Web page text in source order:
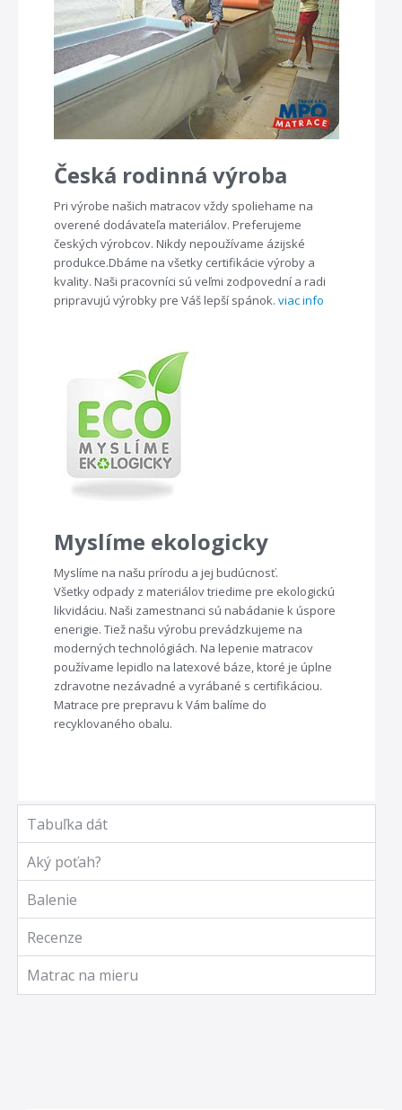
Česká rodinná výroba
Pri výrobe našich matracov vždy spoliehame na
overené dodávateľa materiálov. Preferujeme
českých výrobcov. Nikdy nepoužívame ázijské
produkce.Dbáme na všetky certifikácie výroby a
kvality. Naši pracovníci sú veľmi zodpovední a radi
pripravujú výrobky pre Váš lepší spánok. viac info
Myslíme ekologicky
Myslíme na našu prírodu a jej budúcnosť.
Všetky odpady z materiálov triedime pre ekologickú
likvidáciu. Naši zamestnanci sú nabádanie k úspore
enerigie. Tiež našu výrobu prevádzkujeme na
moderných technológiách. Na lepenie matracov
používame lepidlo na latexové báze, ktoré je úplne
zdravotne nezávadné a vyrábané s certifikáciou.
Matrace pre prepravu k Vám balíme do
recyklovaného obalu.
Tabuľka dát
Aký poťah?
Balenie
Recenze
Matrac na mieru